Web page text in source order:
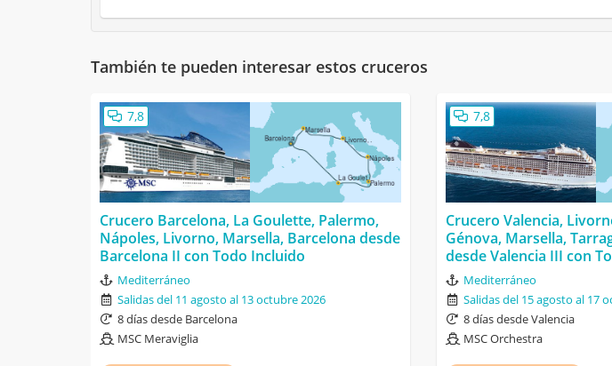
También te pueden interesar estos cruceros
7,8
Crucero Barcelona, La Goulette, Palermo,
Nápoles, Livorno, Marsella, Barcelona desde
Barcelona II con Todo Incluido
Mediterráneo
Salidas del 11 agosto al 13 octubre 2026
8 días desde Barcelona
MSC Meraviglia
7,8
Crucero Valencia,
Génova, Marsella,
desde Valencia III con
Mediterráneo
Salidas del 15 agosto al 17
8 días desde Valencia
MSC Orchestra